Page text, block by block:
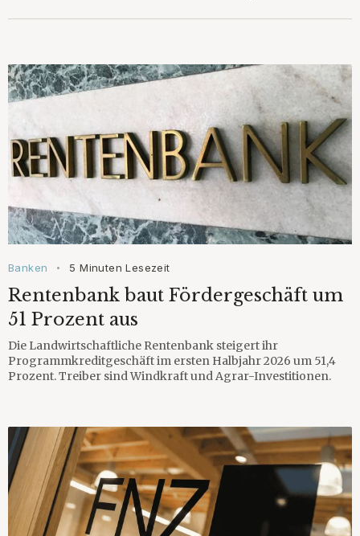
Banken • 5 Minuten Lesezeit
Rentenbank baut Fördergeschäft um
51 Prozent aus
Die Landwirtschaftliche Rentenbank steigert ihr
Programmkreditgeschäft im ersten Halbjahr 2026 um 51,4
Prozent. Treiber sind Windkraft und Agrar-Investitionen.